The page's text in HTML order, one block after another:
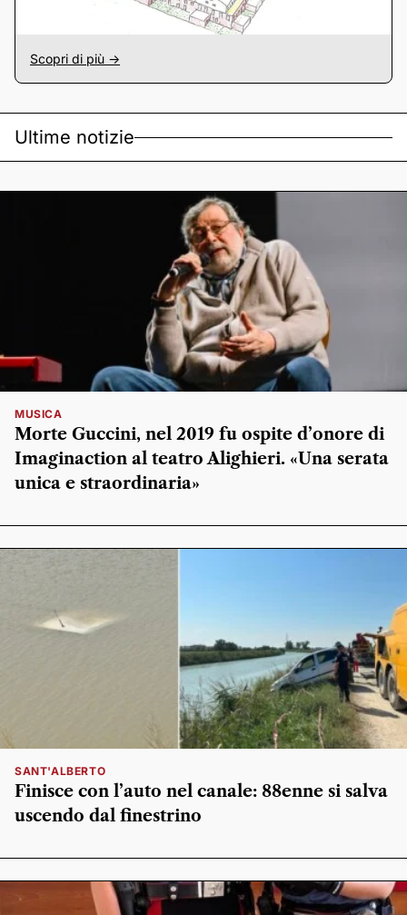
Scopri di più ->
Ultime notizie
MUSICA
Morte Guccini, nel 2019 fu ospite d’onore di
Imaginaction al teatro Alighieri. «Una serata
unica e straordinaria»
SANT'ALBERTO
Finisce con l’auto nel canale: 88enne si salva
uscendo dal finestrino